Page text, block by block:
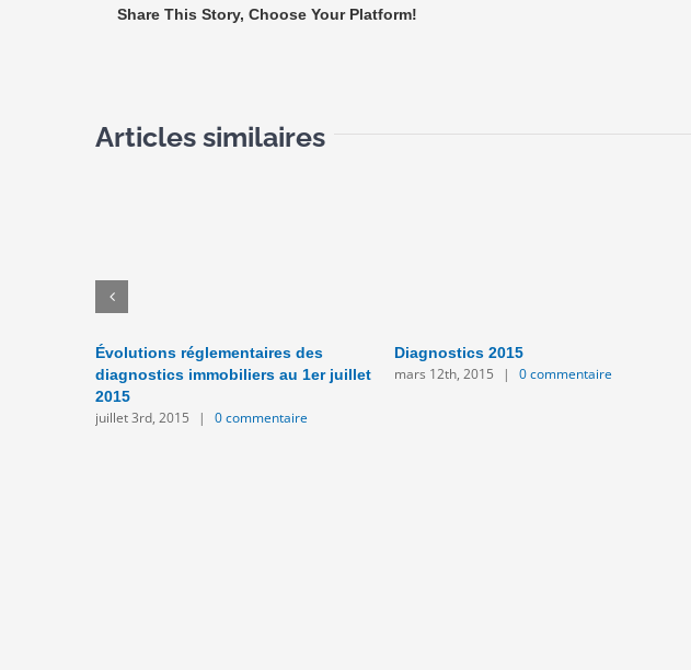
Share This Story, Choose Your Platform!
Articles similaires
Évolutions réglementaires des
diagnostics immobiliers au 1er juillet
2015
juillet 3rd, 2015 | 0 commentaire
Diagnostics 2015
mars 12th, 2015 | 0 commentaire